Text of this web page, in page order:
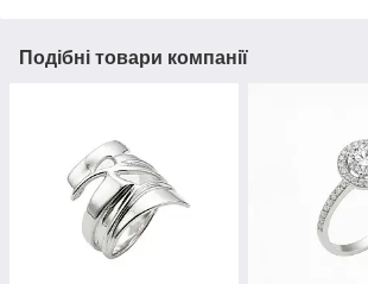
Подібні товари компанії